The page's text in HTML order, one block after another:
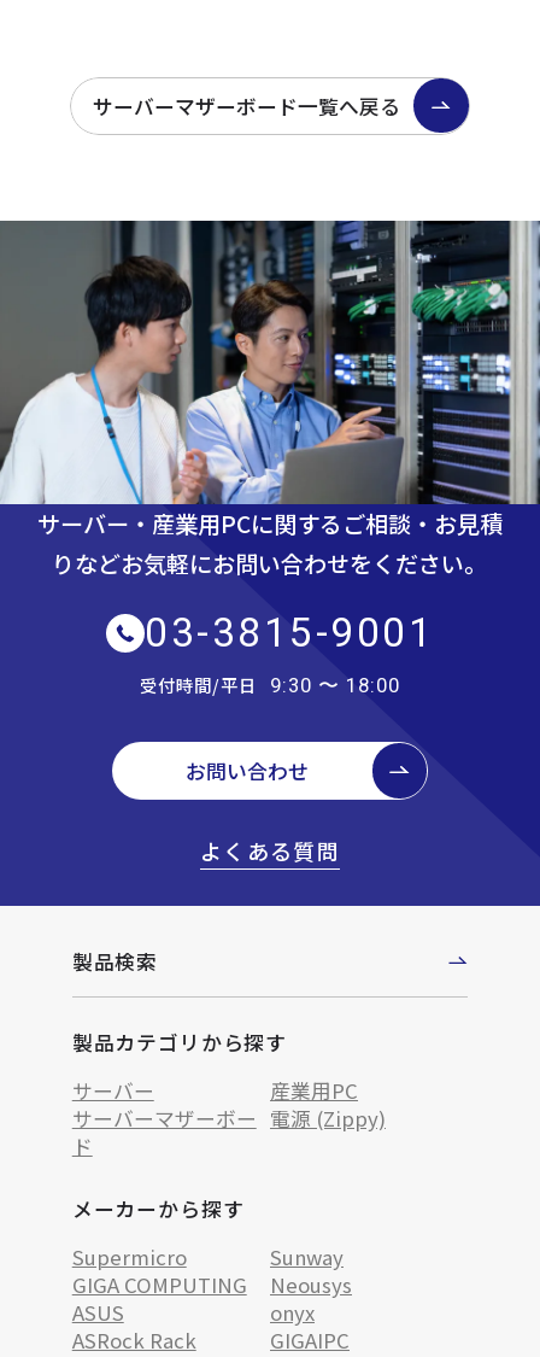
サーバーマザーボード一覧へ戻る
サーバー・産業用PCに関するご相談・お見積
りなどお気軽にお問い合わせをください。
03-3815-9001
受付時間/平日 9:30 〜 18:00
お問い合わせ
よくある質問
製品検索
製品カテゴリから探す
サーバー
産業用PC
サーバーマザーボー
ド
電源 (Zippy)
メーカーから探す
Supermicro
Sunway
GIGA COMPUTING
Neousys
ASUS
onyx
ASRock Rack
GIGAIPC